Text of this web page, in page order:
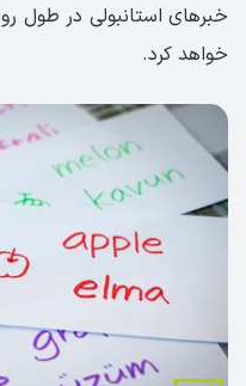
خبرهای استانبولی در طول
خواهد کرد.